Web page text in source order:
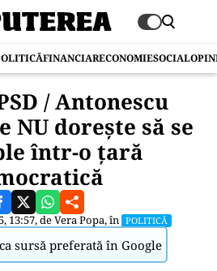
FINANCIARECONOMIESOCIAL
/ Antonescu
NU dorește să se
într-o țară
13:57, deVera Popa, în POLITICĂ
sursă preferată în Google